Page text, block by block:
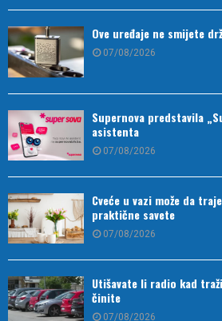
Ove uređaje ne smijete
07/08/2026
Supernova predstavila
asistenta
07/08/2026
Cveće u vazi može da
praktične savete
07/08/2026
Utišavate li radio kad
činite
07/08/2026